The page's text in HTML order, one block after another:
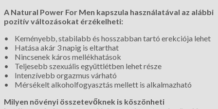
A Natural Power For Men kapszula használatával az alábbi
pozitív változásokat érzékelheti:
• Keményebb, stabilabb és hosszabban tartó erekciója lehet
• Hatása akár 3 napig is eltarthat
• Nincsenek káros mellékhatások
• Teljesebb szexuális együttlétben lehet része
• Intenzívebb orgazmus várható
• Mérsékelt alkoholfogyasztás mellett is alkalmazható
Milyen növényi összetevőknek is köszönheti